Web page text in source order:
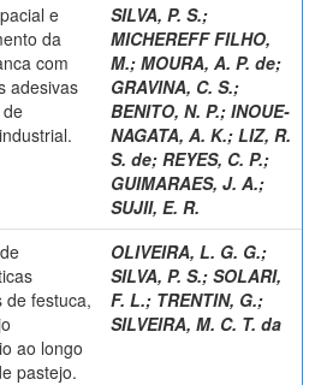
e
da
com
adesivas
SILVA, P. S.;
MICHEREFF FILHO,
M.; MOURA, A. P. de;
GRAVINA, C. S.;
BENITO, N. P.; INOUE-
NAGATA, A. K.; LIZ, R.
S. de; REYES, C. P.;
GUIMARAES, J. A.;
SUJII, E. R.
de festuca,
ao longo
pastejo.
OLIVEIRA, L. G. G.;
SILVA, P. S.; SOLARI,
F. L.; TRENTIN, G.;
SILVEIRA, M. C. T. da